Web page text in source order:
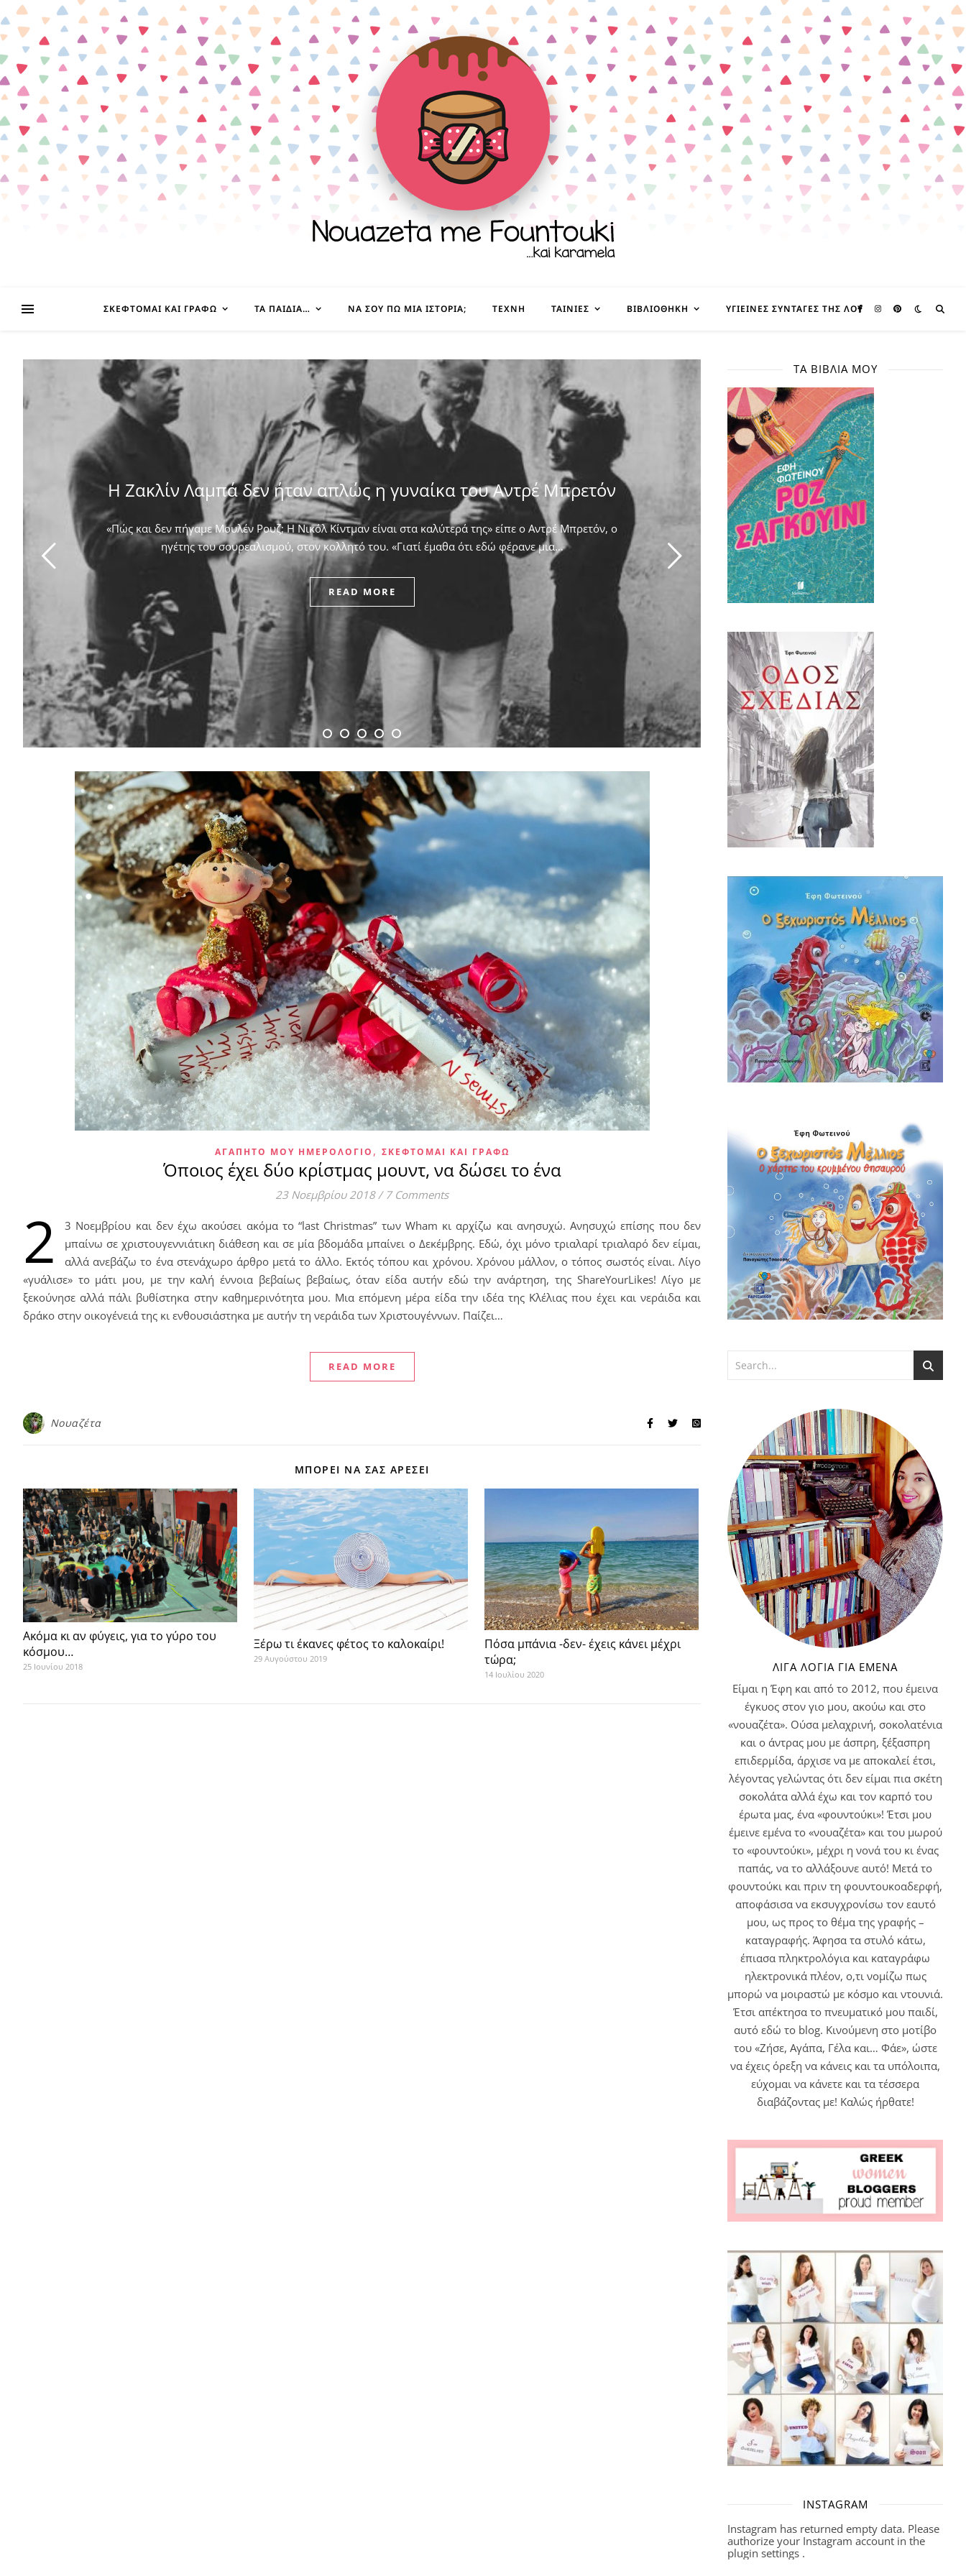
ΣΚΈΦΤΟΜΑΙ ΚΑΙ ΓΡΆΦΩ ΤΑ ΠΑΙΔΊΑ… ΝΑ ΣΟΥ ΠΩ ΜΙΑ ΙΣΤΟΡΊΑ; ΤΈΧΝΗ ΤΑΙΝΊΕΣ ΒΙΒΛΙΟΘΉΚΗ ΥΓΙΕΙΝΈΣ ΣΥΝΤΑΓΈΣ ΤΗΣ ΛΟΥ
Η Ζακλίν Λαμπά δεν ήταν απλώς η γυναίκα του Αντρέ Μπρετόν
«Πώς και δεν πήγαμε Μουλέν Ρουζ; Η Νικόλ Κίντμαν είναι στα καλύτερά της» είπε ο Αντρέ Μπρετόν, ο
ηγέτης του σουρεαλισμού, στον κολλητό του. ​«Γιατί έμαθα ότι εδώ φέρανε μια…
READ MORE
ΑΓΑΠΗΤΌ ΜΟΥ ΗΜΕΡΟΛΌΓΙΟ , ΣΚΈΦΤΟΜΑΙ ΚΑΙ ΓΡΆΦΩ
Όποιος έχει δύο κρίστμας μουντ, να δώσει το ένα
23 Νοεμβρίου 2018 / 7 Comments
2
3 Νοεμβρίου και δεν έχω ακούσει ακόμα το “last Christmas” των Wham κι αρχίζω και ανησυχώ. Ανησυχώ επίσης που δεν
μπαίνω σε χριστουγεννιάτικη διάθεση και σε μία βδομάδα μπαίνει ο Δεκέμβρης. Εδώ, όχι μόνο τριαλαρί τριαλαρό δεν είμαι,
αλλά ανεβάζω το ένα στενάχωρο άρθρο μετά το άλλο. Εκτός τόπου και χρόνου. Χρόνου μάλλον, ο τόπος σωστός είναι. Λίγο
«γυάλισε» το μάτι μου, με την καλή έννοια βεβαίως βεβαίως, όταν είδα αυτήν εδώ την ανάρτηση, της ShareYourLikes! Λίγο με
ξεκούνησε αλλά πάλι βυθίστηκα στην καθημερινότητα μου. Μια επόμενη μέρα είδα την ιδέα της Κλέλιας που έχει και νεράιδα και
δράκο στην οικογένειά της κι ενθουσιάστηκα με αυτήν τη νεράιδα των Χριστουγέννων. Παίζει…
READ MORE
Νουαζέτα
ΜΠΟΡΕΊ ΝΑ ΣΑΣ ΑΡΈΣΕΙ
Ακόμα κι αν φύγεις, για το γύρο του
κόσμου…
25 Ιουνίου 2018
Ξέρω τι έκανες φέτος το καλοκαίρι!
29 Αυγούστου 2019
Πόσα μπάνια -δεν- έχεις κάνει μέχρι
τώρα;
14 Ιουλίου 2020
ΤΑ ΒΙΒΛΊΑ ΜΟΥ
ΛΊΓΑ ΛΌΓΙΑ ΓΙΑ ΕΜΈΝΑ
Είμαι η Έφη και από το 2012, που έμεινα
έγκυος στον γιο μου, ακούω και στο
«νουαζέτα». Ούσα μελαχρινή, σοκολατένια
και ο άντρας μου με άσπρη, ξέξασπρη
επιδερμίδα, άρχισε να με αποκαλεί έτσι,
λέγοντας γελώντας ότι δεν είμαι πια σκέτη
σοκολάτα αλλά έχω και τον καρπό του
έρωτα μας, ένα «φουντούκι»! Έτσι μου
έμεινε εμένα το «νουαζέτα» και του μωρού
το «φουντούκι», μέχρι η νονά του κι ένας
παπάς, να το αλλάξουνε αυτό! Μετά το
φουντούκι και πριν τη φουντουκοαδερφή,
αποφάσισα να εκσυγχρονίσω τον εαυτό
μου, ως προς το θέμα της γραφής –
καταγραφής. Άφησα τα στυλό κάτω,
έπιασα πληκτρολόγια και καταγράφω
ηλεκτρονικά πλέον, ο,τι νομίζω πως
μπορώ να μοιραστώ με κόσμο και ντουνιά.
Έτσι απέκτησα το πνευματικό μου παιδί,
αυτό εδώ το blog. Κινούμενη στο μοτίβο
του «Ζήσε, Αγάπα, Γέλα και… Φάε», ώστε
να έχεις όρεξη να κάνεις και τα υπόλοιπα,
εύχομαι να κάνετε και τα τέσσερα
διαβάζοντας με! Καλώς ήρθατε!
INSTAGRAM
Instagram has returned empty data. Please
authorize your Instagram account in the
plugin settings .